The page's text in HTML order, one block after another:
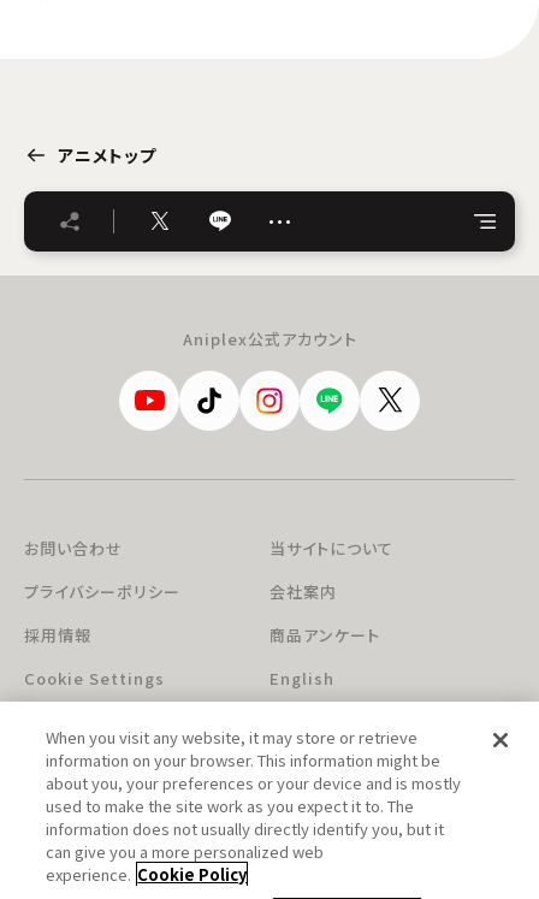
アニメトップ
…
Aniplex公式アカウント
お問い合わせ
当サイトについて
プライバシーポリシー
会社案内
採用情報
商品アンケート
Cookie Settings
English
このホームページに掲載されている著作物の無断利用を禁じます。
When you visit any website, it may store or retrieve
information on your browser. This information might be
about you, your preferences or your device and is mostly
used to make the site work as you expect it to. The
information does not usually directly identify you, but it
can give you a more personalized web
experience. Cookie Policy